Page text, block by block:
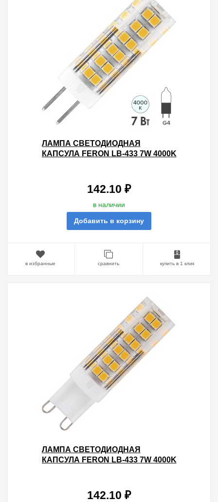
ЛАМПА СВЕТОДИОДНАЯ
КАПСУЛА FERON LB-433 7W 4000K
142.10 ₽
в наличии
Добавить в корзину
в избранные сравнить купить в 1 клик
ЛАМПА СВЕТОДИОДНАЯ
КАПСУЛА FERON LB-433 7W 4000K
142.10 ₽